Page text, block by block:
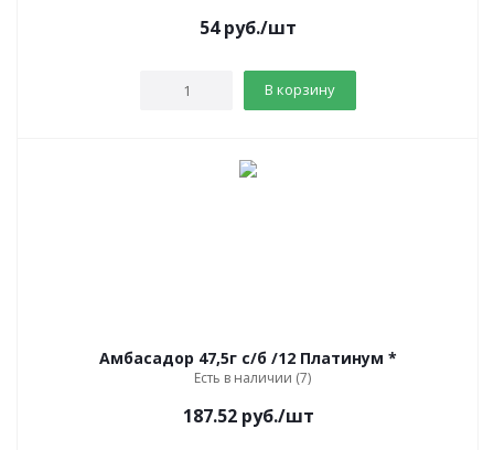
54руб./шт
В корзину
Амбасадор 47,5г с/б /12 Платинум *
Есть в наличии (7)
187.52руб./шт